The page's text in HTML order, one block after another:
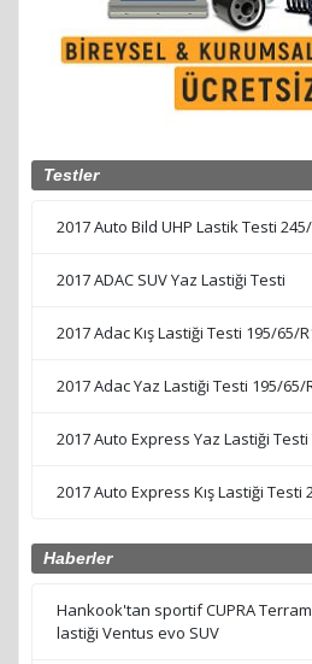
Testler
2017 Auto Bild UHP Lastik Testi
2017 ADAC SUV Yaz Lastiği Testi
2017 Adac Kış Lastiği Testi 195/65/
2017 Adac Yaz Lastiği Testi 195/65/
2017 Auto Express Yaz Lastiği
2017 Auto Express Kış Lastiği Testi
Haberler
Hankook'tan sportif CUPRA
lastiği Ventus evo SUV